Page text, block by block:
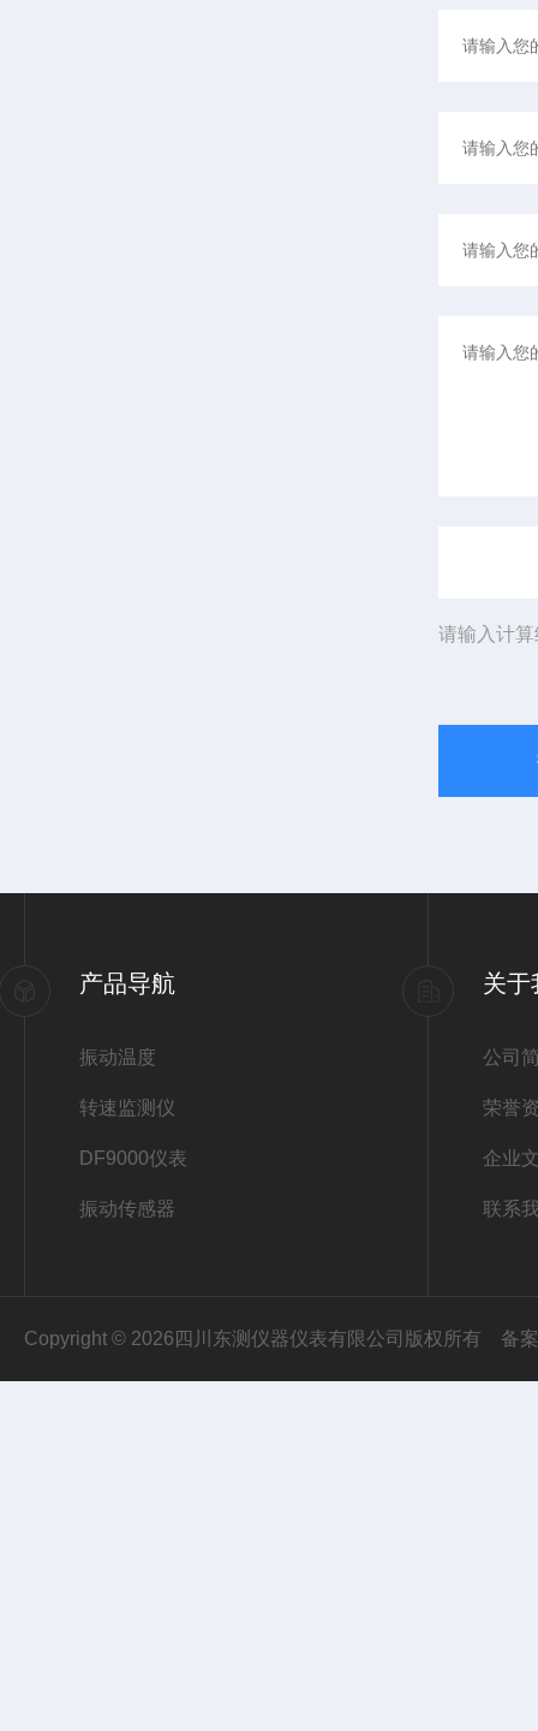
请输入计
产品导航
振动温度
转速监测仪
DF9000仪表
振动传感器
关于
公司
荣誉
企业
联系
Copyright © 2026四川东测仪器仪表有限公司版权所有 备